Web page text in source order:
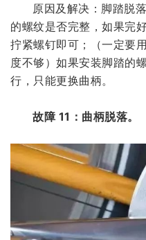
原因及解决：脚踏脱
的螺纹是否完整，如果完
拧紧螺钉即可；（一定要
度不够）如果安装脚踏的
行，只能更换曲柄。
故障 11：曲柄脱落。